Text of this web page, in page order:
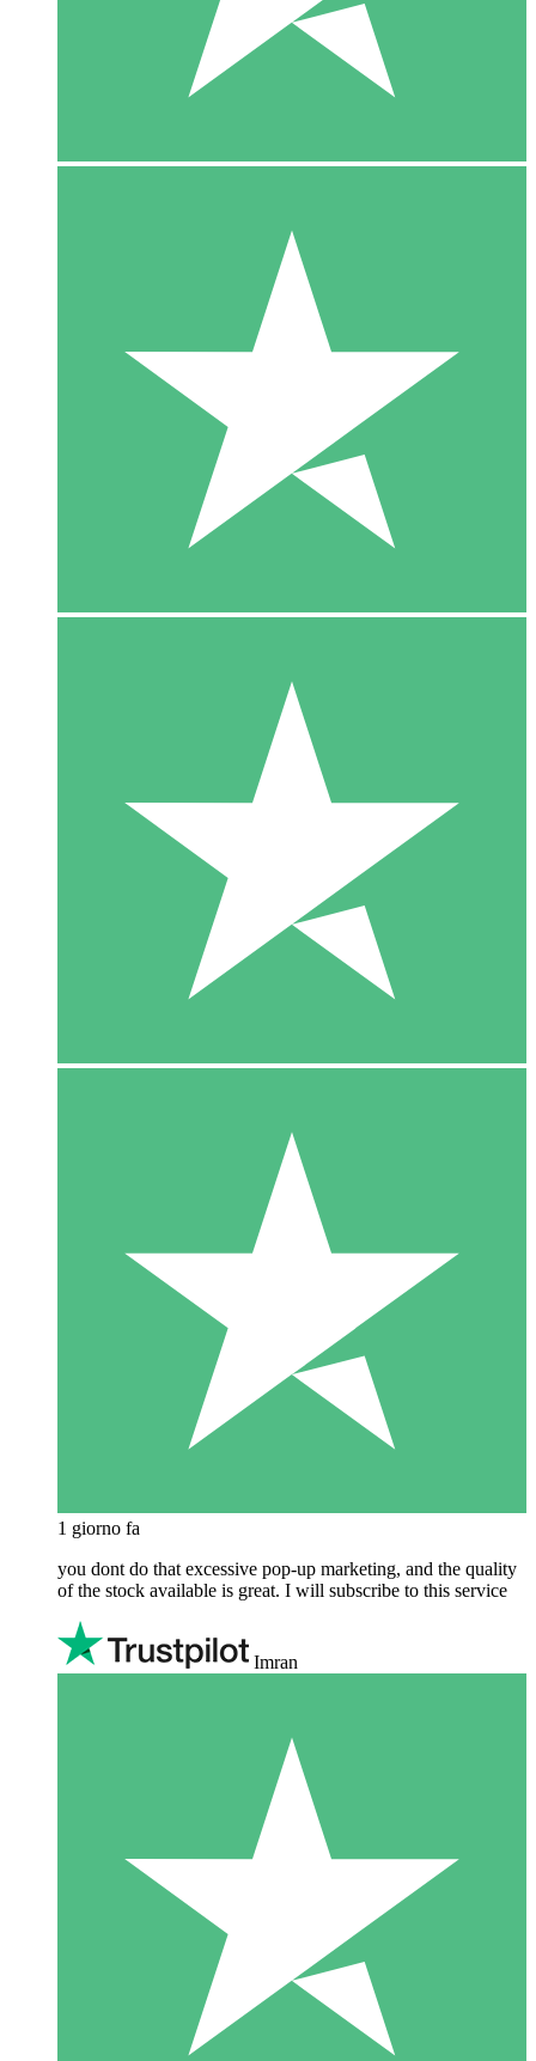
1 giorno fa
you dont do that excessive pop-up marketing, and the quality
of the stock available is great. I will subscribe to this service
Imran